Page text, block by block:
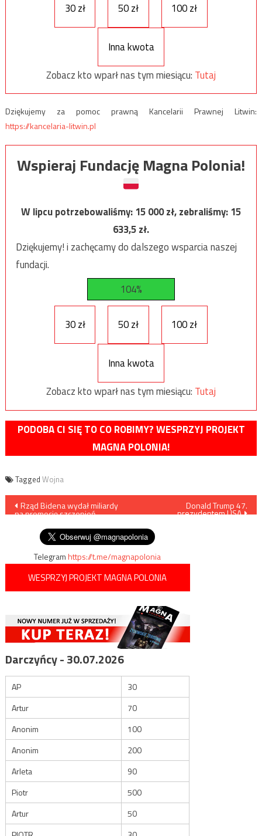
30 zł
50 zł 100 zł
Inna kwota
Zobacz kto wparł nas tym miesiącu: Tutaj
Dziękujemy za pomoc prawną Kancelarii Prawnej Litwin:
https://kancelaria-litwin.pl
Wspieraj Fundację Magna Polonia!
W lipcu potrzebowaliśmy:15 000zł, zebraliśmy:15
633,5zł.
Dziękujemy! i zachęcamy do dalszego wsparcia naszej
fundacji.
104%
30 zł 50 zł 100 zł
Inna kwota
Zobacz kto wparł nas tym miesiącu: Tutaj
PODOBA CI SIĘ TO CO ROBIMY? WESPRZYJ PROJEKT
MAGNA POLONIA!
Tagged Wojna
Nawigacja
wpisu
Rząd Bidena wydał miliardy
na promocję szczepień
Donald Trump 47.
prezydentem USA
Telegramhttps://t.me/magnapolonia
WESPRZYJ PROJEKT MAGNA POLONIA
Darczyńcy - 30.07.2026
AP
30
Artur
70
Anonim
100
Anonim
200
Arleta
90
Piotr
500
Artur
50